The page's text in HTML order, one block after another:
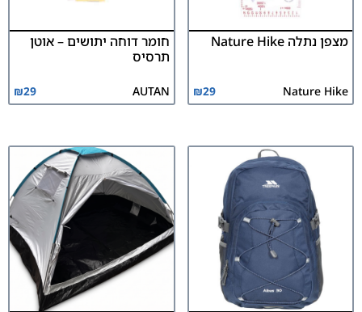
מצפן נתלה Nature Hike
Nature Hike
₪29
חומר דוחה יתושים – אוטן
תרסיס
AUTAN
₪29